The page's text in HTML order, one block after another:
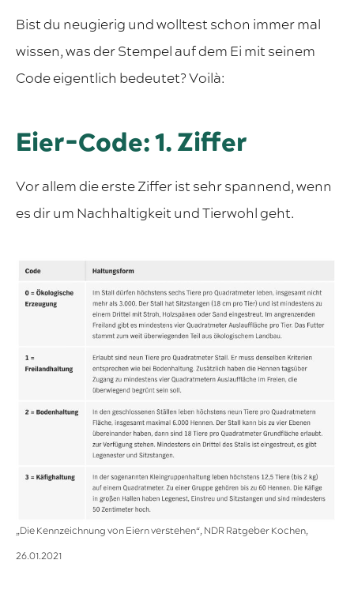
Bist du neugierig und wolltest schon immer mal
wissen, was der Stempel auf dem Ei mit seinem
Code eigentlich bedeutet? Voilà:
Eier-Code: 1. Ziffer
Vor allem die erste Ziffer ist sehr spannend, wenn
es dir um Nachhaltigkeit und Tierwohl geht.
„Die Kennzeichnung von Eiern verstehen“, NDR Ratgeber Kochen,
26.01.2021